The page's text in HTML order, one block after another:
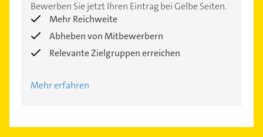
Bewerben Sie jetzt Ihren Eintrag bei Gelbe Seiten.
Mehr Reichweite
Abheben von Mitbewerbern
Relevante Zielgruppen erreichen
Mehr erfahren